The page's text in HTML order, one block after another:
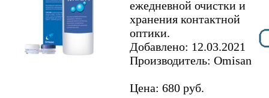
ежедневной очистки и
хранения контактной
оптики.
Добавлено: 12.03.2021
Производитель: Omisan
Цена: 680 руб.